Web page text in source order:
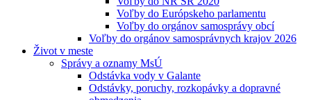
Voľby do Európskeho parlamentu
Voľby do orgánov samosprávy obcí
Voľby do orgánov samosprávnych krajov 2026
Život v meste
Správy a oznamy MsÚ
Odstávka vody v Galante
Odstávky, poruchy, rozkopávky a dopravné